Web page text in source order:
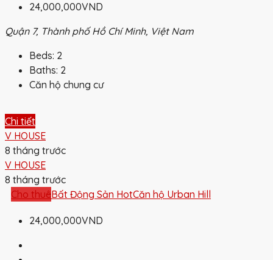
24,000,000VND
Quận 7, Thành phố Hồ Chí Minh, Việt Nam
Beds: 2
Baths: 2
Căn hộ chung cư
Chi tiết
V HOUSE
8 tháng trước
V HOUSE
8 tháng trước
Cho thuêBất Động Sản HotCăn hộ Urban Hill
24,000,000VND